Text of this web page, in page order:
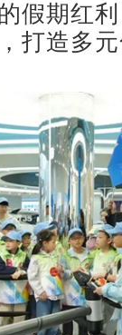
期红利
打造多